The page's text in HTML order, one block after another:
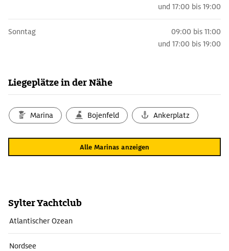
und 17:00 bis 19:00
Sonntag
09:00 bis 11:00
und 17:00 bis 19:00
Liegeplätze in der Nähe
Marina Bojenfeld Ankerplatz
Alle Marinas anzeigen
Sylter Yachtclub
Atlantischer Ozean
Nordsee